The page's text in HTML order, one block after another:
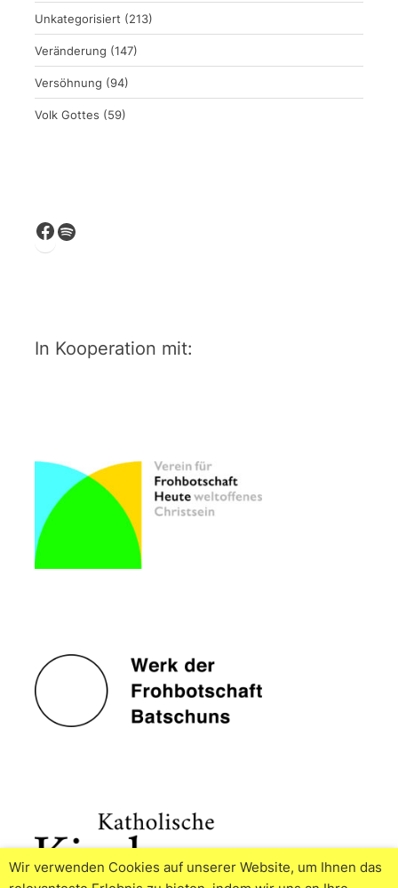
Unkategorisiert (213)
Veränderung (147)
Versöhnung (94)
Volk Gottes (59)
Facebook
Spotify
In Kooperation mit:
Wir verwenden Cookies auf unserer Website, um Ihnen das